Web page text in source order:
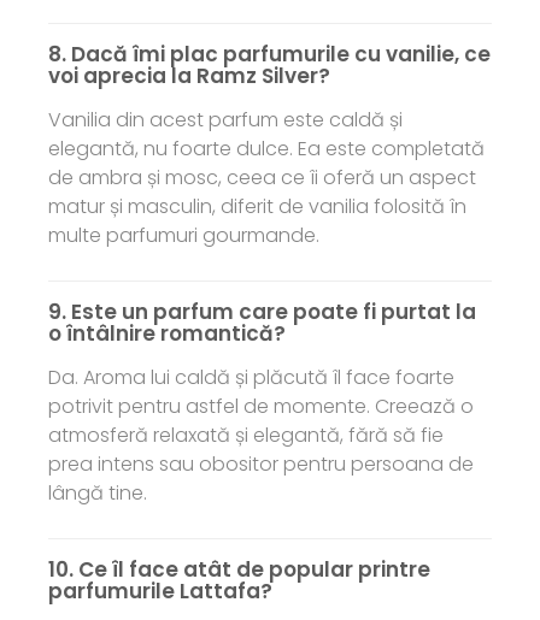
8. Dacă îmi plac parfumurile cu vanilie, ce
voi aprecia la Ramz Silver?
Vanilia din acest parfum este caldă și
elegantă, nu foarte dulce. Ea este completată
de ambra și mosc, ceea ce îi oferă un aspect
matur și masculin, diferit de vanilia folosită în
multe parfumuri gourmande.
9. Este un parfum care poate fi purtat la
o întâlnire romantică?
Da. Aroma lui caldă și plăcută îl face foarte
potrivit pentru astfel de momente. Creează o
atmosferă relaxată și elegantă, fără să fie
prea intens sau obositor pentru persoana de
lângă tine.
10. Ce îl face atât de popular printre
parfumurile Lattafa?